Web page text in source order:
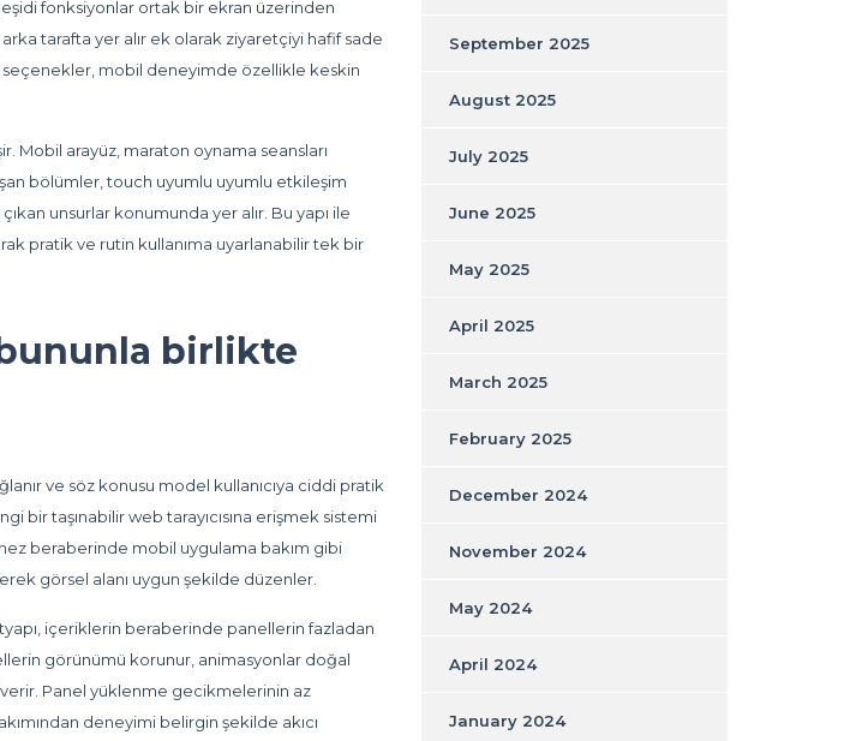
fonksiyonlar ortak bir ekran üzerinden
tarafta yer alır ek olarak ziyaretçiyi hafif sade
seçenekler, mobil deneyimde özellikle keskin
Mobil arayüz, maraton oynama seansları
bölümler, touch uyumlu uyumlu etkileşim
unsurlar konumunda yer alır. Bu yapı ile
pratik ve rutin kullanıma uyarlanabilir tek bir
bununla birlikte
ve söz konusu model kullanıcıya ciddi pratik
bir taşınabilir web tarayıcısına erişmek sistemi
beraberinde mobil uygulama bakım gibi
görsel alanı uygun şekilde düzenler.
içeriklerin beraberinde panellerin fazladan
görünümü korunur, animasyonlar doğal
Panel yüklenme gecikmelerinin az
deneyimi belirgin şekilde akıcı
September 2025
August 2025
July 2025
June 2025
May 2025
April 2025
March 2025
February 2025
December 2024
November 2024
May 2024
April 2024
January 2024